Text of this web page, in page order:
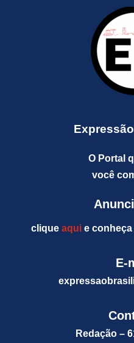
O Portal
você
clique aquie conheça
E-
Redação –